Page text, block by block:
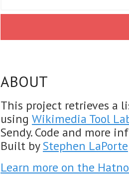
ABOUT
This project retrieves a
using Wikimedia Tool
Sendy. Code and more
Built byStephen LaPorte
Learn more on the